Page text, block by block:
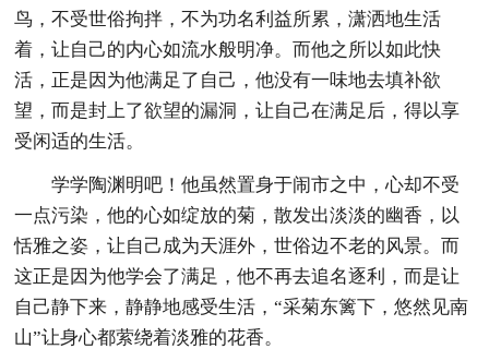
鸟，不受世俗拘拌，不为功名利益所累，潇洒地生活
着，让自己的内心如流水般明净。而他之所以如此快
活，正是因为他满足了自己，他没有一味地去填补欲
望，而是封上了欲望的漏洞，让自己在满足后，得以享
受闲适的生活。
学学陶渊明吧！他虽然置身于闹市之中，心却不受
一点污染，他的心如绽放的菊，散发出淡淡的幽香，以
恬雅之姿，让自己成为天涯外，世俗边不老的风景。而
这正是因为他学会了满足，他不再去追名逐利，而是让
自己静下来，静静地感受生活，“采菊东篱下，悠然见南
山”让身心都萦绕着淡雅的花香。